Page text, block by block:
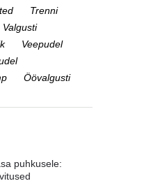
Trenni
Valgusti
Veepudel
Öövalgusti
puhkusele: